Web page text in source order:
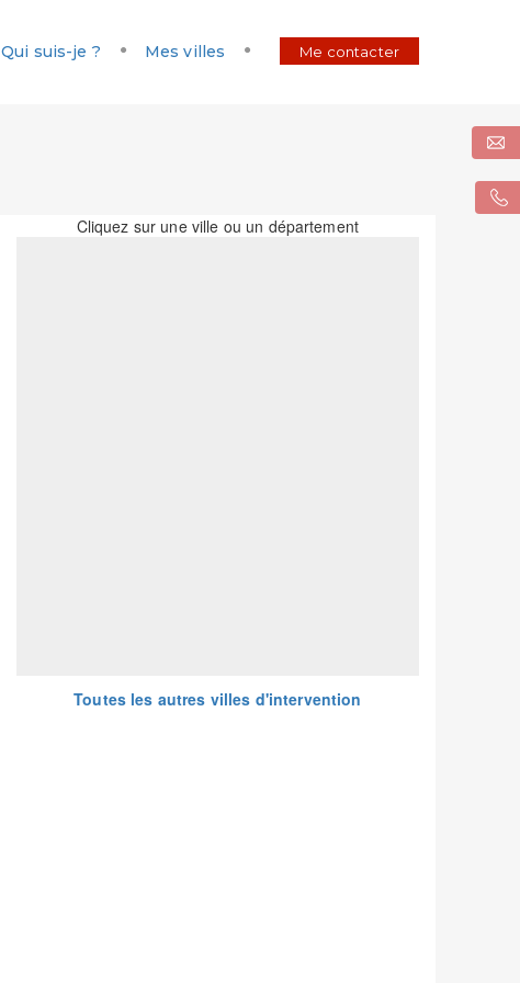
Qui suis-je ? Mes villes Me contacter
Cliquez sur une ville ou un département
Toutes les autres villes d'intervention